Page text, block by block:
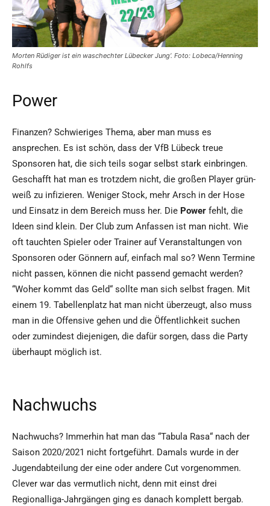
Morten Rüdiger ist ein waschechter Lübecker Jung‘. Foto: Lobeca/Henning
Rohlfs
Power
Finanzen? Schwieriges Thema, aber man muss es
ansprechen. Es ist schön, dass der VfB Lübeck treue
Sponsoren hat, die sich teils sogar selbst stark einbringen.
Geschafft hat man es trotzdem nicht, die großen Player grün-
weiß zu infizieren. Weniger Stock, mehr Arsch in der Hose
und Einsatz in dem Bereich muss her. Die Power fehlt, die
Ideen sind klein. Der Club zum Anfassen ist man nicht. Wie
oft tauchten Spieler oder Trainer auf Veranstaltungen von
Sponsoren oder Gönnern auf, einfach mal so? Wenn Termine
nicht passen, können die nicht passend gemacht werden?
“Woher kommt das Geld“ sollte man sich selbst fragen. Mit
einem 19. Tabellenplatz hat man nicht überzeugt, also muss
man in die Offensive gehen und die Öffentlichkeit suchen
oder zumindest diejenigen, die dafür sorgen, dass die Party
überhaupt möglich ist.
Nachwuchs
Nachwuchs? Immerhin hat man das “Tabula Rasa“ nach der
Saison 2020/2021 nicht fortgeführt. Damals wurde in der
Jugendabteilung der eine oder andere Cut vorgenommen.
Clever war das vermutlich nicht, denn mit einst drei
Regionalliga-Jahrgängen ging es danach komplett bergab.